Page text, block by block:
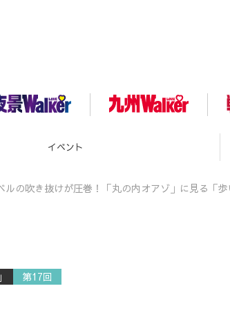
グルメ
の吹き抜けが圧巻！「丸の内オアゾ」に見る「歩
第17回